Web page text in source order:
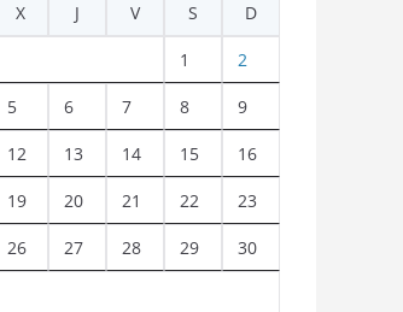
X J V S D
1 2
5 6 7 8 9
12 13 14 15 16
19 20 21 22 23
26 27 28 29 30